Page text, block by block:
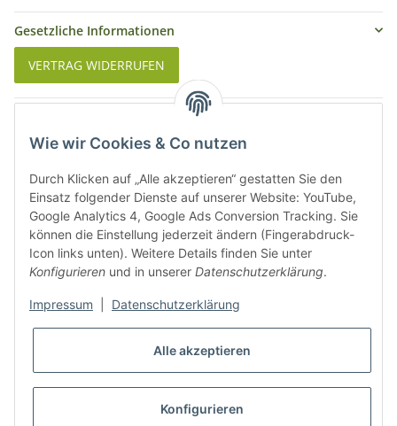
Wie wir Cookies & Co nutzen
Durch Klicken auf „Alle akzeptieren“ gestatten Sie den
Einsatz folgender Dienste auf unserer Website: YouTube,
Google Analytics 4, Google Ads Conversion Tracking. Sie
können die Einstellung jederzeit ändern (Fingerabdruck-
Icon links unten). Weitere Details finden Sie unter
Konfigurieren und in unserer Datenschutzerklärung.
Impressum Datenschutzerklärung
Alle akzeptieren
Konfigurieren
Gesetzliche Informationen
VERTRAG WIDERRUFEN
Weinbauregionen und Weinbaugebiete in Österreich
Weiße Rebsorten
Rote Rebsorten